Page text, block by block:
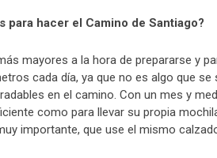
para hacer el Camino de Santiago?
mayores a la hora de prepararse y
cada día, ya que no es algo que
en el camino. Con un mes y
como para llevar su propia
importante, que use el mismo